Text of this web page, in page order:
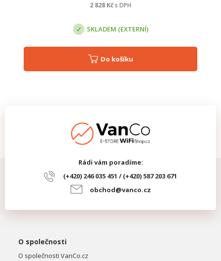
2 828 Kčs DPH
SKLADEM (EXTERNÍ)
Do košíku
Rádi vám poradíme:
(+420) 246 035 451 / (+420) 587 203 671
obchod@vanco.cz
O společnosti
O společnosti VanCo.cz